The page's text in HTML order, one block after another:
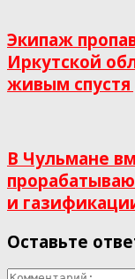
Экипаж
Иркутской
живым спустя
В Чульмане
и
Оставьте